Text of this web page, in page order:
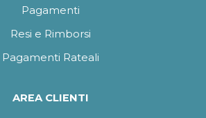
Pagamenti
Resi e Rimborsi
Pagamenti Rateali
AREA CLIENTI